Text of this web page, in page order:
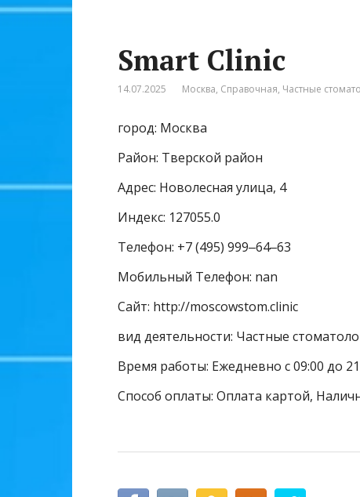
Smart Clinic
14.07.2025 Москва, Справочная, Частные
город: Москва
Район: Тверской район
Адрес: Новолесная улица, 4
Индекс: 127055.0
Телефон: +7 (495) 999‒64‒63
Мобильный Телефон: nan
Сайт: http://moscowstom.clinic
вид деятельности: Частные
Время работы: Ежедневно с 09:00 до
Способ оплаты: Оплата картой,